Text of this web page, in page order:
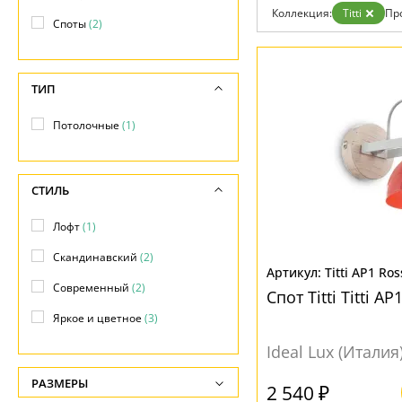
Установка
Дизайнерам
Контакты
Коллекция: Titti
Titti AP1
Спот Titti Titti
Ideal Lux
2 540 ₽
Споты(2)
ТИП
Потолочные(1)
СТИЛЬ
Лофт(1)
Скандинавский (2)
Современный (2)
Яркое и цветное(3)
РАЗМЕРЫ